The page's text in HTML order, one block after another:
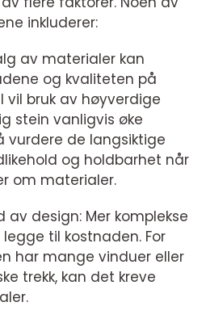
inkluderer:
av materialer kan
og kvaliteten på
vil bruk av høyverdige
stein vanligvis øke
vurdere de langsiktige
og holdbarhet når
om materialer.
av design: Mer komplekse
til kostnaden. For
har mange vinduer eller
trekk, kan det kreve